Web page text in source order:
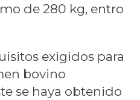
de 280 kg, entro
exigidos para
bovino
se haya obtenido